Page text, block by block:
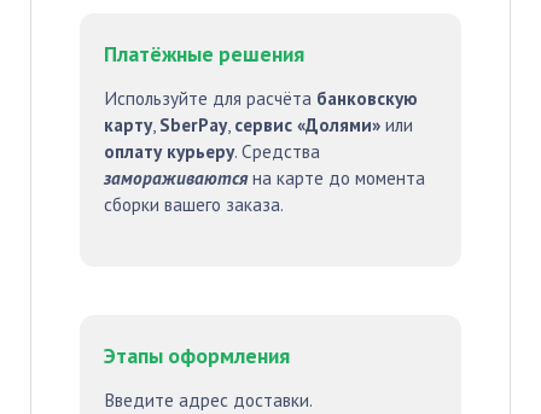
Платёжные решения
Используйте для расчёта банковскую
карту, SberPay, сервис «Долями» или
оплату курьеру. Средства
замораживаютсяна карте до момента
сборки вашего заказа.
Этапы оформления
Введите адрес доставки.